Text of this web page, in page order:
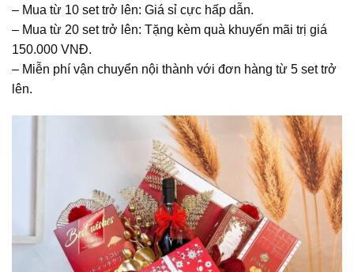
– Mua từ 10 set trở lên: Giá sỉ cực hấp dẫn.
– Mua từ 20 set trở lên: Tặng kèm quà khuyến mãi trị giá
150.000 VNĐ.
– Miễn phí vận chuyển nội thành với đơn hàng từ 5 set trở
lên.